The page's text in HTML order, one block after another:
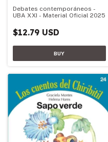
Debates contemporáneos -
UBA XXI - Material Oficial 2025
$12.79 USD